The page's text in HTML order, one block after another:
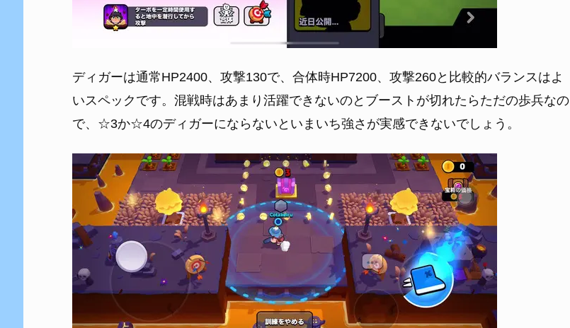
ディガーは通常HP2400、攻撃130で、合体時HP7200、攻撃260と比較的バランスはよ
いスペックです。混戦時はあまり活躍できないのとブーストが切れたらただの歩兵なの
で、☆3か☆4のディガーにならないといまいち強さが実感できないでしょう。